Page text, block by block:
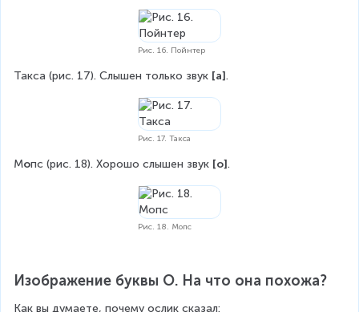
Рис. 16. Пойнтер
Такса (рис. 17). Слышен только звук [а].
Рис. 17. Такса
Мопс (рис. 18). Хорошо слышен звук [о].
Рис. 18. Мопс
Изображение буквы О. На что она похожа?
Как вы думаете, почему ослик сказал: